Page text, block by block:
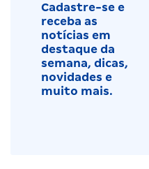
Cadastre-se e
receba as
notícias em
destaque da
semana, dicas,
novidades e
muito mais.